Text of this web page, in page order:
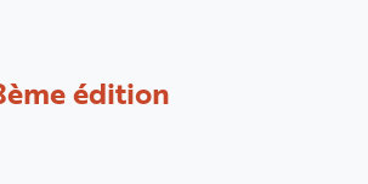
édition